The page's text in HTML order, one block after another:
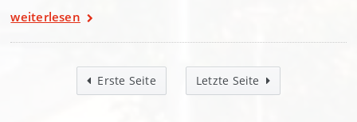
weiterlesen
Erste Seite Letzte Seite